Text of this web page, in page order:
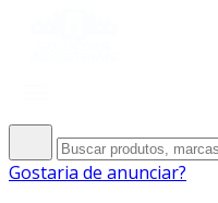
Gostaria de anunciar?